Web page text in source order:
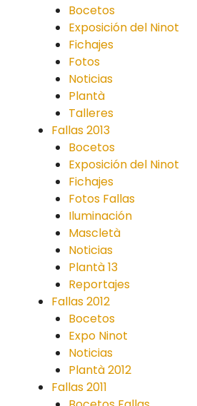
Bocetos
Exposición del Ninot
Fichajes
Fotos
Noticias
Plantà
Talleres
Fallas 2013
Bocetos
Exposición del Ninot
Fichajes
Fotos Fallas
Iluminación
Mascletà
Noticias
Plantà 13
Reportajes
Fallas 2012
Bocetos
Expo Ninot
Noticias
Plantà 2012
Fallas 2011